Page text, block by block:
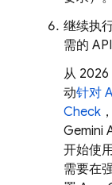
继续执
需的
从 2026
动针对
Check
Gemini
开始使
需要在